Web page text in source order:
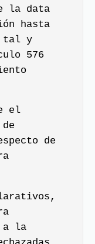
la data
hasta
tal y
576
el
de
a la